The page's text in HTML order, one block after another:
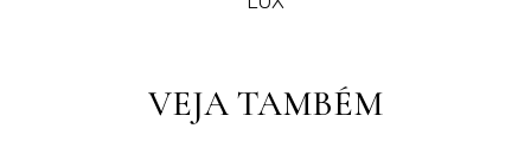
PT
EN
VEJA TAMBÉM